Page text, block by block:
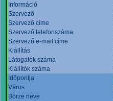
Információ
Szervező
Szervező címe
Szervező telefonszáma
Szervező e-mail címe
Kiállítás
Látogatók száma
Kiállítók száma
Időpontja
Város
Börze neve